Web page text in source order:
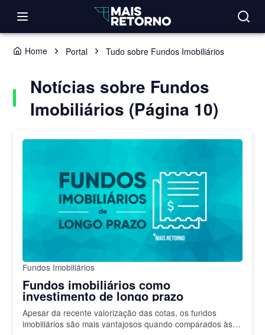
Home Portal Tudo sobre Fundos Imobiliários
Notícias sobre Fundos
Imobiliários (Página 10)
Fundos Imobiliários
Fundos imobiliários como
investimento de longo prazo
Apesar da recente valorização das cotas, os fundos
imobiliários são mais vantajosos quando comparados às